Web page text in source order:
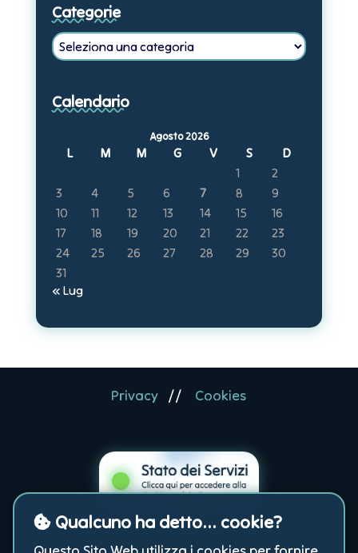
Categorie
Categorie
Calendario
Agosto 2026
L M M G V S
D
1
2
3
4 5 6 7 8
9
10
11 12 13 14 15
16
17
18 19 20 21 22
23
24
25 26 27 28 29
30
31
« Lug
Privacy // Cookies
Qualcuno ha detto... cookie?